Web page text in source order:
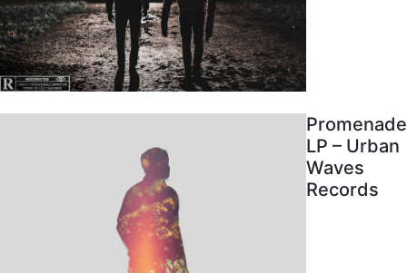
Promenade
LP – Urban
Waves
Records